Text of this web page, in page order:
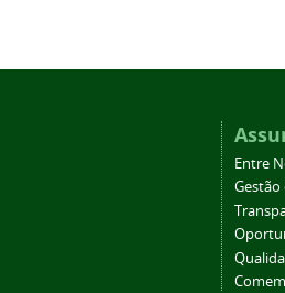
Entre
Gestão